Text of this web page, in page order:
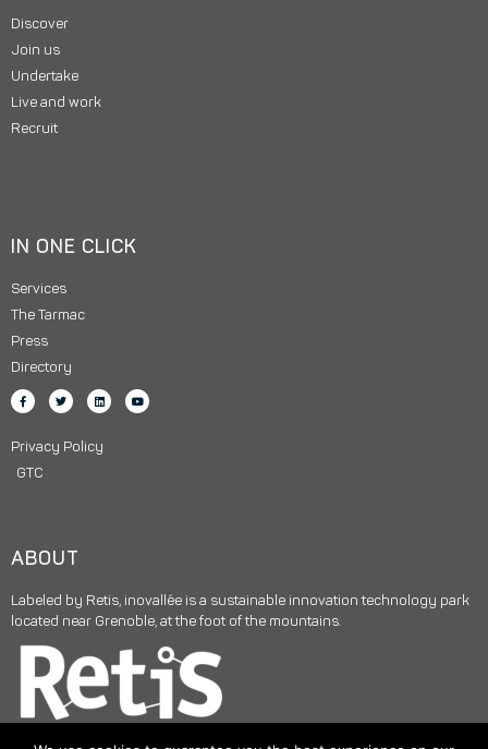
Discover
Join us
Undertake
Live and work
Recruit
IN ONE CLICK
Services
The Tarmac
Press
Directory
Privacy Policy
GTC
ABOUT
Labeled by Retis, inovallée is a sustainable innovation technology park
located near Grenoble, at the foot of the mountains.